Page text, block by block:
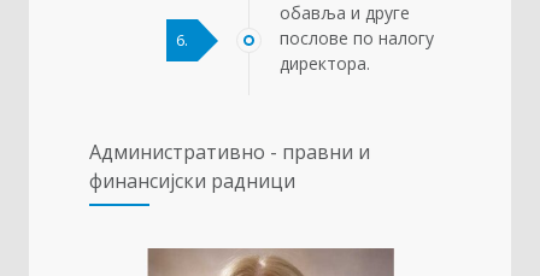
6.
обавља и друге
послове по налогу
директора.
Административно - правни и
финансијски радници